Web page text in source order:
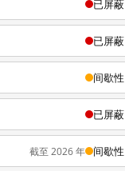
已屏蔽
已屏蔽
间歇性
已屏蔽
截至 2026 年 间歇性